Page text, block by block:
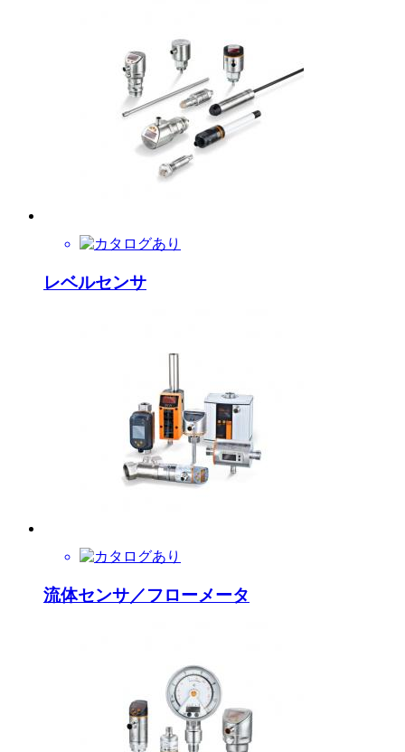
レベルセンサ
流体センサ／フローメータ